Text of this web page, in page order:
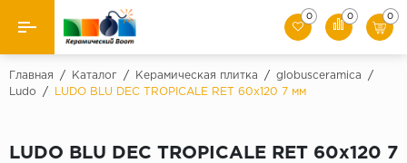
Назад
Керамическая плитка
0 0 0
Главная / Каталог / Керамическая плитка / globusceramica
/
Ludo
/ LUDO BLU DEC TROPICALE RET 60x120 7 мм
LUDO BLU DEC TROPICALE RET 60x120 7